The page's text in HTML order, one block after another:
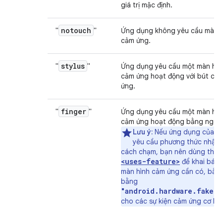
giá trị mặc định.
" notouch "
Ứng dụng không yêu cầu màn
cảm ứng.
" stylus "
Ứng dụng yêu cầu một màn
cảm ứng hoạt động với bút
ứng.
" finger "
Ứng dụng yêu cầu một màn
cảm ứng hoạt động bằng
Lưu ý: Nếu ứng dụng của
yêu cầu phương thức
cách chạm, bạn nên dùng thẻ
<uses-feature> để khai báo
màn hình cảm ứng cần có, bắt
bằng
cho các sự kiện cảm ứng cơ